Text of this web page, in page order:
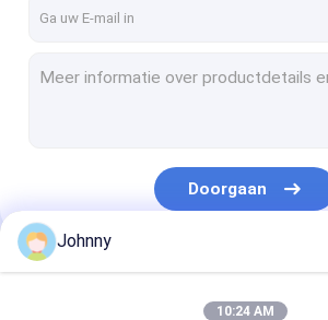
Roestvrij staal Rechthoekige Buis
304 1/2H 3/4H H roestvrijstalen spoel
301 1/2H 3/4H H Roestvrijstalen spoel
ROESTVRIJ STALEN STRIP
Doorgaan
Onze Categorieën
Johnny
10:24 AM